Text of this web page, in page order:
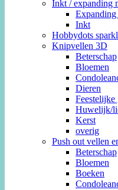
Inkt / expanding
Expanding
Inkt
Hobbydots
Knipvellen 3D
Beterschap
Bloemen
Dieren
Feestelijke
Huwelijk/
Kerst
overig
Push out vellen
Beterschap
Bloemen
Boeken